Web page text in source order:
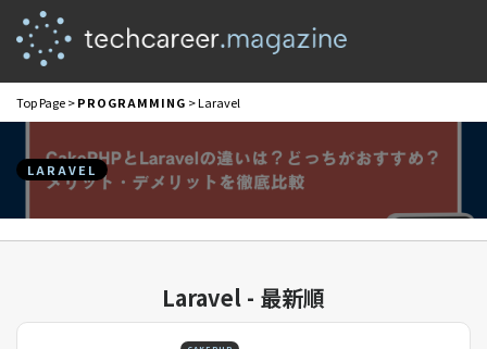
Top Page>PROGRAMMING > Laravel
LARAVEL
Laravel - 最新順